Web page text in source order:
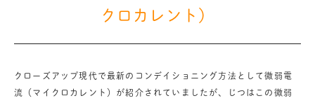
クロカレント）
クローズアップ現代で最新のコンデイショニング方法として微弱電
流（マイクロカレント）が紹介されていましたが、じつはこの微弱